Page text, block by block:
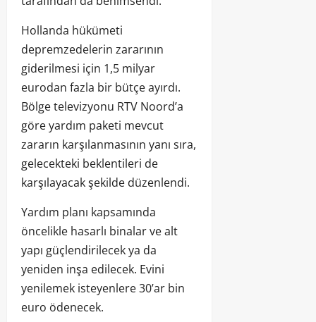
Hollanda hükümeti
depremzedelerin zararının
giderilmesi için 1,5 milyar
eurodan fazla bir bütçe ayırdı.
Bölge televizyonu RTV Noord’a
göre yardım paketi mevcut
zararın karşılanmasının yanı sıra,
gelecekteki beklentileri de
karşılayacak şekilde düzenlendi.
Yardım planı kapsamında
öncelikle hasarlı binalar ve alt
yapı güçlendirilecek ya da
yeniden inşa edilecek. Evini
yenilemek isteyenlere 30’ar bin
euro ödenecek.